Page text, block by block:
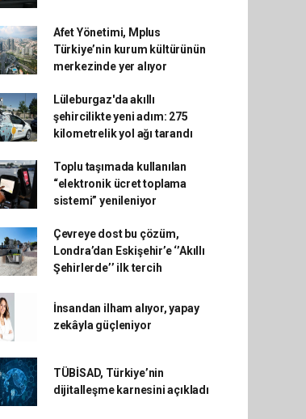
Afet Yönetimi, Mplus
Türkiye’nin kurum kültürünün
merkezinde yer alıyor
Lüleburgaz'da akıllı
şehircilikte yeni adım: 275
kilometrelik yol ağı tarandı
Toplu taşımada kullanılan
“elektronik ücret toplama
sistemi” yenileniyor
Çevreye dost bu çözüm,
Londra’dan Eskişehir’e ‘’Akıllı
Şehirlerde’’ ilk tercih
İnsandan ilham alıyor, yapay
zekâyla güçleniyor
TÜBİSAD, Türkiye’nin
dijitalleşme karnesini açıkladı